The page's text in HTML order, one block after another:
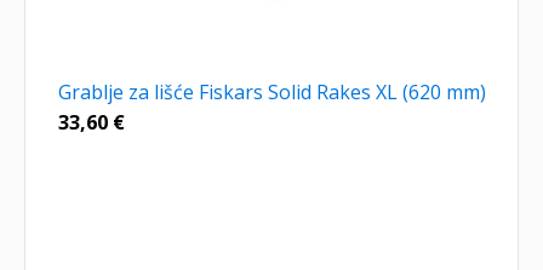
Grablje za lišće Fiskars Solid Rakes XL (620 mm)
33,60 €